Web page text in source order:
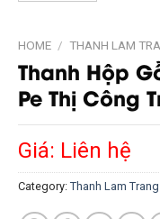
HOME / THANH LAM
Thanh Hộp
Pe Thị Công
Giá: Liên hệ
Category: Thanh Lam